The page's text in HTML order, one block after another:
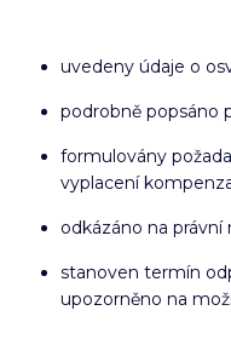
uvedeny údaje o
podrobně popsáno
formulovány
vyplacení
odkázáno na právní
stanoven termín
upozorněno na